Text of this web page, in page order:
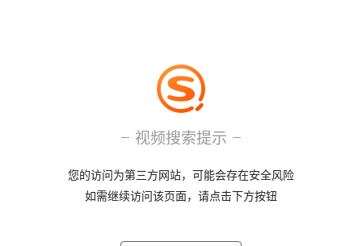
视频搜索提示
您的访问为第三方网站，可能会存在安全风险
如需继续访问该页面，请点击下方按钮